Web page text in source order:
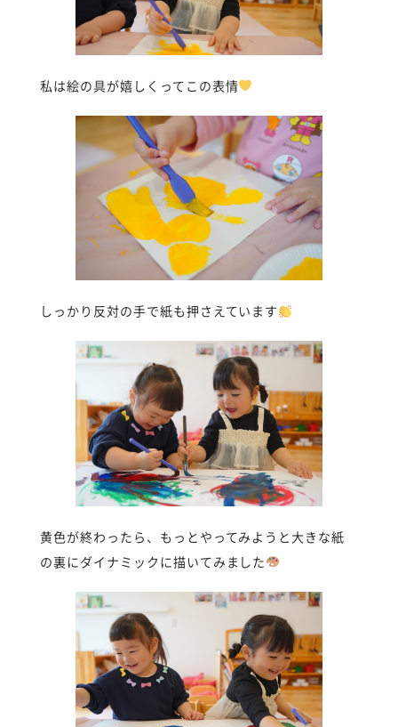
私は絵の具が嬉しくってこの表情
しっかり反対の手で紙も押さえています
黄色が終わったら、もっとやってみようと大きな紙
の裏にダイナミックに描いてみました